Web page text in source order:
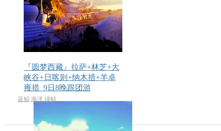
『圆梦西藏』拉萨+林芝+大
峡谷+日喀则+纳木措+羊卓
雍措_9日8晚跟团游
蓝鲸 海洋 须鲸